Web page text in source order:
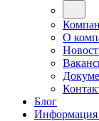
О
Блог
Информация